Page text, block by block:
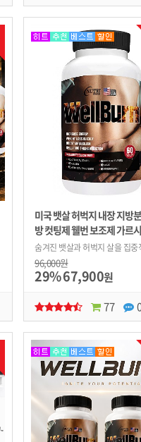
미국 뱃살 허벅지 내장 지방
방 컷팅제 웰번 보조제 가르
숨겨진 뱃살과 허벅지 살을 집중
공략하며 뭉쳐진 체지방을 태운다.
96,000원
29%67,900원
77
0